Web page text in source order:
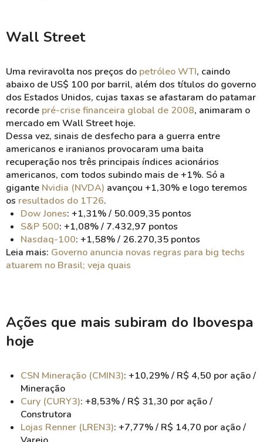
Wall Street
Uma reviravolta nos preços do petróleo WTI, caindo
abaixo de US$ 100 por barril, além dos títulos do governo
dos Estados Unidos, cujas taxas se afastaram do patamar
recorde pré-crise financeira global de 2008, animaram o
mercado em Wall Street hoje.
Dessa vez, sinais de desfecho para a guerra entre
americanos e iranianos provocaram uma baita
recuperação nos três principais índices acionários
americanos, com todos subindo mais de +1%. Só a
gigante Nvidia (NVDA) avançou +1,30% e logo teremos
os resultados do 1T26.
Dow Jones: +1,31% / 50.009,35 pontos
S&P 500: +1,08% / 7.432,97 pontos
Nasdaq-100: +1,58% / 26.270,35 pontos
Leia mais: Governo anuncia novas regras para big techs
atuarem no Brasil; veja quais
Ações que mais subiram do Ibovespa
hoje
CSN Mineração (CMIN3): +10,29% / R$ 4,50 por ação /
Mineração
Cury (CURY3): +8,53% / R$ 31,30 por ação /
Construtora
Lojas Renner (LREN3): +7,77% / R$ 14,70 por ação /